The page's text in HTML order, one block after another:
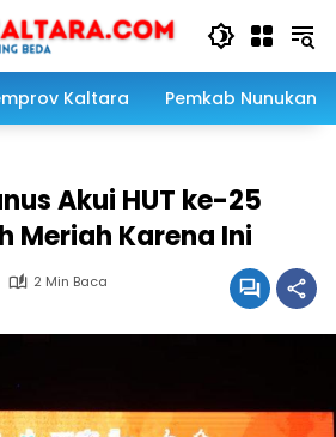
Kaltara Pemkab Nunukan
Akui HUT ke-25
Meriah Karena Ini
2 Min Baca